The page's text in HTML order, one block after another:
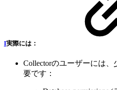
I実際には：
Collectorのユーザーには
要です：